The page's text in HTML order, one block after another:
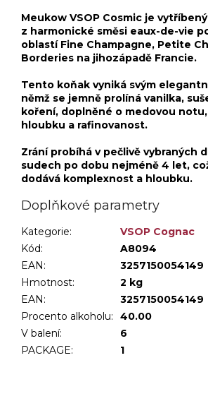
Meukow VSOP Cosmic je
z harmonické směsi eaux-de-vie
oblastí Fine Champagne, Petite
Borderies na jihozápadě Francie.
Tento koňak vyniká svým
němž se jemně prolíná vanilka,
koření, doplněné o medovou
hloubku a rafinovanost.
Zrání probíhá v pečlivě vybraných
sudech po dobu nejméně 4 let,
dodává komplexnost a hloubku.
Doplňkové parametry
Kategorie:
VSOP Cognac
Kód:
A8094
EAN:
3257150054149
Hmotnost:
2 kg
EAN:
3257150054149
Procento alkoholu:
40.00
V balení:
6
PACKAGE: 1